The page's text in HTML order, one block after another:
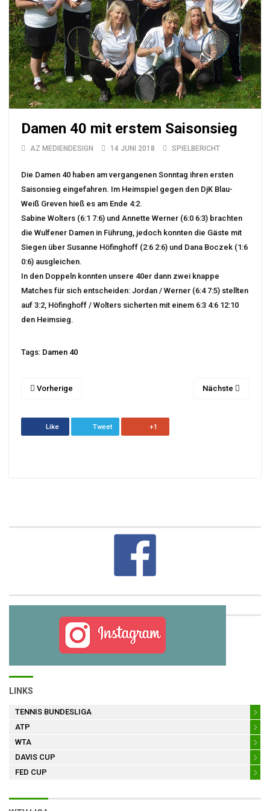
Damen 40 mit erstem Saisonsieg
AZ MEDIENDESIGN 14 JUNI 2018 SPIELBERICHT
Die Damen 40 haben am vergangenen Sonntag ihren ersten
Saisonsieg eingefahren. Im Heimspiel gegen den DjK Blau-
Weiß Greven hieß es am Ende 4:2.
Sabine Wolters (6:1 7:6) und Annette Werner (6:0 6:3) brachten
die Wulfener Damen in Führung, jedoch konnten die Gäste mit
Siegen über Susanne Höfinghoff (2:6 2:6) und Dana Boczek (1:6
0:6) ausgleichen.
In den Doppeln konnten unsere 40er dann zwei knappe
Matches für sich entscheiden: Jordan / Werner (6:4 7:5) stellten
auf 3:2, Höfinghoff / Wolters sicherten mit einem 6:3 4:6 12:10
den Heimsieg.
Tags: Damen 40
Vorherige Nächste
Like Tweet +1
LINKS
TENNIS BUNDESLIGA
ATP
WTA
DAVIS CUP
FED CUP